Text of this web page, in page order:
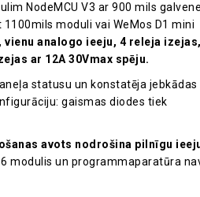
NodeMCU V3 ar 900 mils
moduli vai WeMos D1 mini
analogo ieeju, 4 releja
ar 12A 30Vmax spēju.
statusu un konstatēja jebkādas
gaismas diodes tiek
avots nodrošina pilnīgu
modulis un programmaparatūra